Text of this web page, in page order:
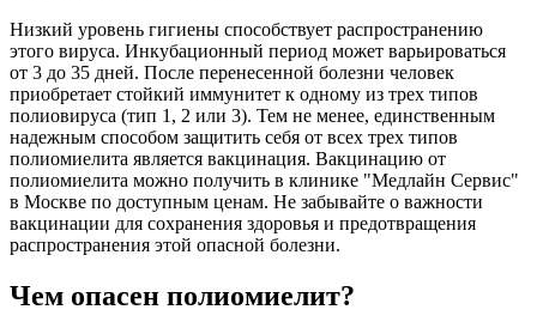
Низкий уровень гигиены способствует распространению
этого вируса. Инкубационный период может варьироваться
от 3 до 35 дней. После перенесенной болезни человек
приобретает стойкий иммунитет к одному из трех типов
полиовируса (тип 1, 2 или 3). Тем не менее, единственным
надежным способом защитить себя от всех трех типов
полиомиелита является вакцинация. Вакцинацию от
полиомиелита можно получить в клинике "Медлайн Сервис"
в Москве по доступным ценам. Не забывайте о важности
вакцинации для сохранения здоровья и предотвращения
распространения этой опасной болезни.
Чем опасен полиомиелит?